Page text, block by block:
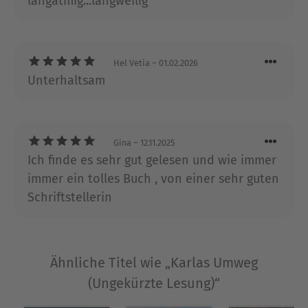
zu ihrem Markenzeichen geworden ist. Dabei
und aktuelle gesellschaftliche Missstände
anschaulich zu machen. Mit diesen Romanen
Salzburg, wo sie auch gemeinsam
Schreibseminare geben.
Ausblenden
Hel Vetia – 01.02.2026
Unterhaltsam
Gina – 12.11.2025
Ich finde es sehr gut gelesen und wie immer
immer ein tolles Buch , von einer sehr guten
Schriftstellerin
Ähnliche Titel wie „Karlas Umweg
(Ungekürzte Lesung)“